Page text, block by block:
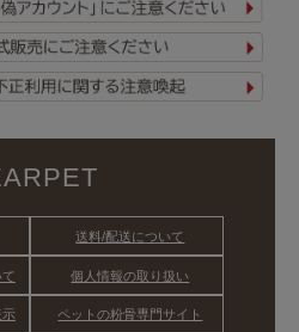
送料/配送について
個人情報の取り扱い
示 ペットの粉骨専門サイト